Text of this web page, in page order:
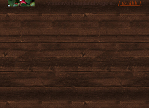
visszavonhatatlanul vége a...[ tovább ]